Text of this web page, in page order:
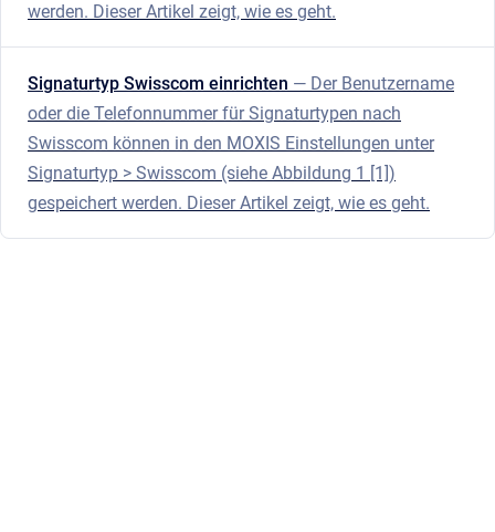
werden. Dieser Artikel zeigt, wie es geht.
Signaturtyp Swisscom einrichten — Der Benutzername
oder die Telefonnummer für Signaturtypen nach
Swisscom können in den MOXIS Einstellungen unter
Signaturtyp > Swisscom (siehe Abbildung 1 [1])
gespeichert werden. Dieser Artikel zeigt, wie es geht.